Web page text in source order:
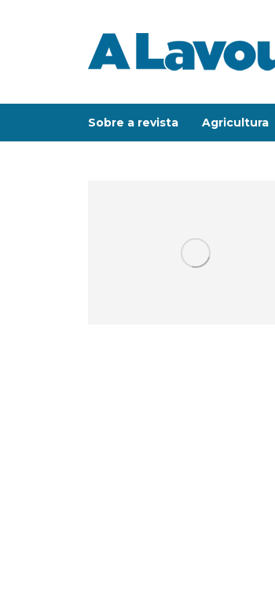
Sobre a revista Agricultura